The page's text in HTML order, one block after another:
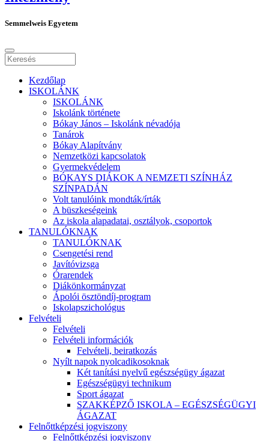
Semmelweis Egyetem
Kezdőlap
ISKOLÁNK
ISKOLÁNK
Iskolánk története
Bókay János – Iskolánk névadója
Tanárok
Bókay Alapítvány
Nemzetközi kapcsolatok
Gyermekvédelem
BÓKAYS DIÁKOK A NEMZETI SZÍNHÁZ
SZÍNPADÁN
Volt tanulóink mondták/írták
A büszkeségeink
Az iskola alapadatai, osztályok, csoportok
TANULÓKNAK
TANULÓKNAK
Csengetési rend
Javítóvizsga
Órarendek
Diákönkormányzat
Ápolói ösztöndíj-program
Iskolapszichológus
Felvételi
Felvételi
Felvételi információk
Felvételi, beiratkozás
Nyílt napok nyolcadikosoknak
Két tanítási nyelvű egészségügy ágazat
Egészségügyi technikum
Sport ágazat
SZAKKÉPZŐ ISKOLA – EGÉSZSÉGÜGYI
ÁGAZAT
Felnőttképzési jogviszony
Felnőttképzési jogviszony